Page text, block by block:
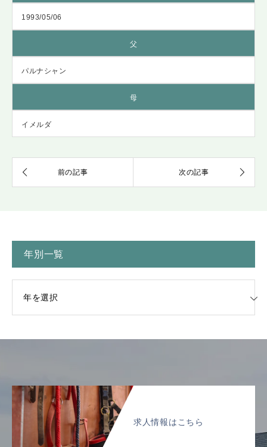
1993/05/06
父
パルナシャン
母
イメルダ
年別一覧
求人情報はこちら